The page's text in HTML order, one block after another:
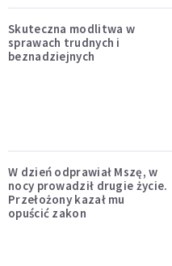
Skuteczna modlitwa w
sprawach trudnych i
beznadziejnych
W dzień odprawiał Mszę, w
nocy prowadził drugie życie.
Przełożony kazał mu
opuścić zakon